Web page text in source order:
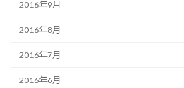
2016年9月
2016年8月
2016年7月
2016年6月